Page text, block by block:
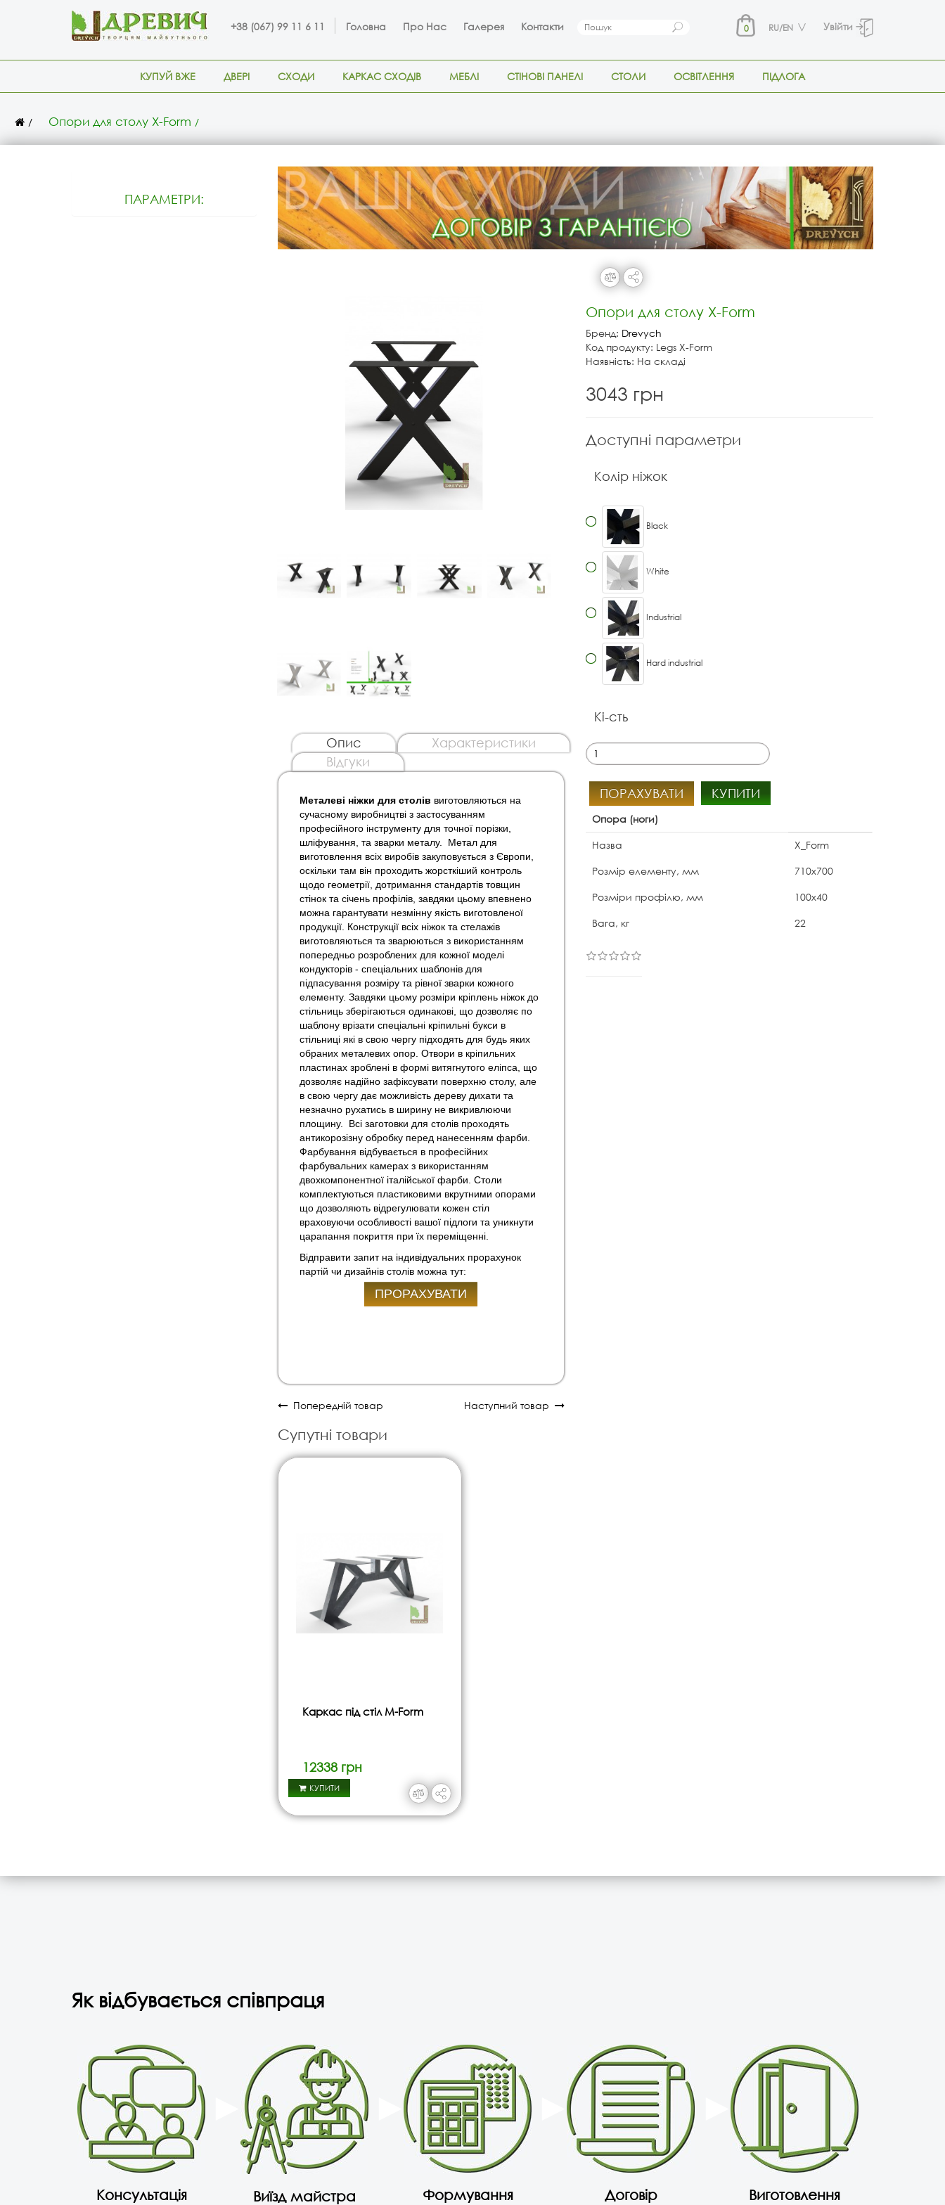
+38 (067) 99 11 6 11 Головна Про Нас Галерея Контакти 0 RU/EN Увійти
КУПУЙ ВЖЕ ДВЕРІ СХОДИ КАРКАС СХОДІВ МЕБЛІ СТІНОВІ ПАНЕЛІ СТОЛИ ОСВІТЛЕННЯ ПІДЛОГА
Опори для столу X-Form
ПАРАМЕТРИ:
Опис
Характеристики
Відгуки
Металеві ніжки для столів виготовляються на
сучасному виробництві з застосуванням
професійного інструменту для точної порізки,
шліфування, та зварки металу. Метал для
виготовлення всіх виробів закуповується з Європи,
оскільки там він проходить жорсткіший контроль
щодо геометрії, дотримання стандартів товщин
стінок та січень профілів, завдяки цьому впевнено
можна гарантувати незмінну якість виготовленої
продукції. Конструкції всіх ніжок та стелажів
виготовляються та зварюються з використанням
попередньо розроблених для кожної моделі
кондукторів - спеціальних шаблонів для
підпасування розміру та рівної зварки кожного
елементу. Завдяки цьому розміри кріплень ніжок до
стільниць зберігаються одинакові, що дозволяє по
шаблону врізати спеціальні кріпильні букси в
стільниці які в свою чергу підходять для будь яких
обраних металевих опор. Отвори в кріпильних
пластинах зроблені в формі витягнутого еліпса, що
дозволяє надійно зафіксувати поверхню столу, але
в свою чергу дає можливість дереву дихати та
незначно рухатись в ширину не викривлюючи
площину. Всі заготовки для столів проходять
антикорозізну обробку перед нанесенням фарби.
Фарбування відбувається в професійних
фарбувальних камерах з використанням
двохкомпонентної італійської фарби. Столи
комплектуються пластиковими вкрутними опорами
що дозволяють відрегулювати кожен стіл
враховуючи особливості вашої підлоги та уникнути
царапання покриття при їх переміщенні.
Відправити запит на індивідуальних прорахунок
партій чи дизайнів столів можна тут:
ПРОРАХУВАТИ
Попередній товар Наступний товар
Опори для столу X-Form
Бренд: Drevych
Код продукту: Legs X-Form
Наявність: На складі
3043 грн
Доступні параметри
Колір ніжок
Black
White
Industrial
Hard industrial
Кі-сть
ПОРАХУВАТИ КУПИТИ
Опора (ноги)
Назва
X_Form
Розмір елементу, мм
710x700
Розміри профілю, мм
100x40
Вага, кг
22
Супутні товари
Каркас під стіл M-Form
12338 грн
КУПИТИ
Як відбувається співпраця
Консультація
Виїзд майстра
Формування
Договір
Виготовлення